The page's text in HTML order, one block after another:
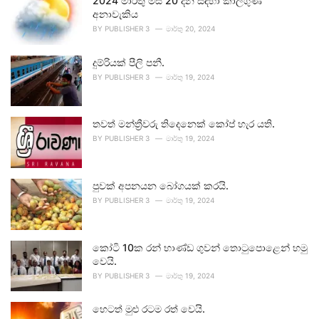
අනාවැකිය
BY PUBLISHER 3 මාර්තු 20, 2024
දුම්රියක් පීලි පනී.
BY PUBLISHER 3 මාර්තු 19, 2024
තවත් මන්ත්‍රීවරු තිදෙනෙක් කෝප් හැර යති.
BY PUBLISHER 3 මාර්තු 19, 2024
පුවක් අපනයන බෝගයක් කරයි.
BY PUBLISHER 3 මාර්තු 19, 2024
කෝටි 10ක රන් භාණ්ඩ ගුවන් තොටුපොළෙන් හමු
වෙයි.
BY PUBLISHER 3 මාර්තු 19, 2024
හෙටත් මුළු රටම රත් වෙයි.